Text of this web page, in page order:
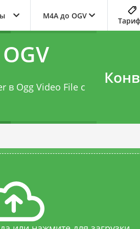
M4A до OGV
в Ogg Video File с